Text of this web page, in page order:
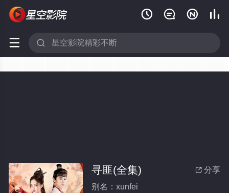
   
 
 分享
寻匪(全集)
别名：xunfei